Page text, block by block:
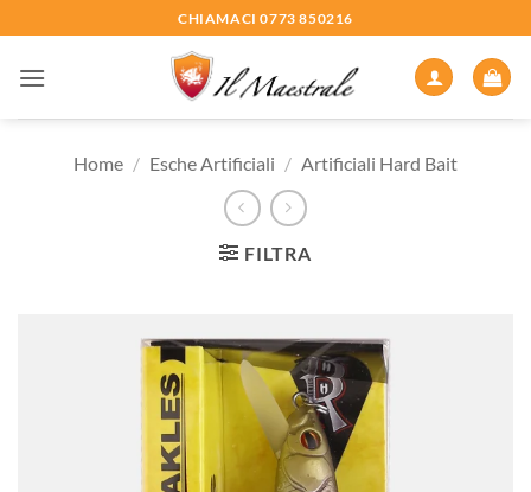
ai
contenuti
CHIAMACI 0773 850216
Home / Esche Artificiali / Artificiali Hard Bait
FILTRA